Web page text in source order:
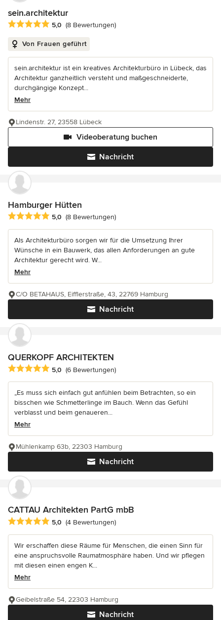
sein.architektur
Durchschnittliche Bewertung: 5 von 5 Sternen
5,0 (8 Bewertungen)
Von Frauen geführt
sein.architektur ist ein kreatives Architekturbüro in Lübeck, das
Architektur ganzheitlich versteht und maßgeschneiderte,
durchgängige Konzept...
Mehr
Nachricht
Videoberatung buchen
Lindenstr. 27, 23558 Lübeck
Hamburger Hütten
Durchschnittliche Bewertung: 5 von 5 Sternen
5,0 (8 Bewertungen)
Als Architekturbüro sorgen wir für die Umsetzung Ihrer
Wünsche in ein Bauwerk, das allen Anforderungen an gute
Architektur gerecht wird. W...
Mehr
Nachricht
C/O BETAHAUS, Eifflerstraße, 43, 22769 Hamburg
QUERKOPF ARCHITEKTEN
Durchschnittliche Bewertung: 5 von 5 Sternen
5,0 (6 Bewertungen)
„Es muss sich einfach gut anfühlen beim Betrachten, so ein
bisschen wie Schmetterlinge im Bauch. Wenn das Gefühl
verblasst und beim genaueren...
Mehr
Nachricht
Mühlenkamp 63b, 22303 Hamburg
CATTAU Architekten PartG mbB
Durchschnittliche Bewertung: 5 von 5 Sternen
5,0 (4 Bewertungen)
Wir erschaffen diese Räume für Menschen, die einen Sinn für
eine anspruchsvolle Raumatmosphäre haben. Und wir pflegen
mit diesen einen engen K...
Mehr
Nachricht
Geibelstraße 54, 22303 Hamburg